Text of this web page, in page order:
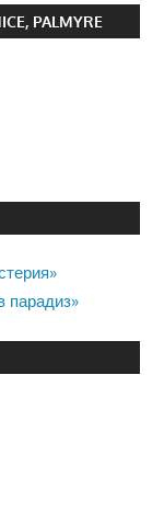
PALMYRE
парадиз»